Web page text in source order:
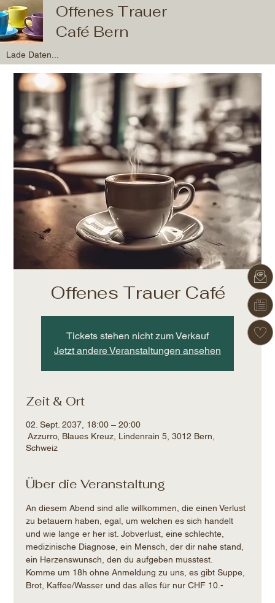
Lade Daten...
Offenes Trauer
Café Bern
Offenes Trauer Café
Tickets stehen nicht zum Verkauf
Jetzt andere Veranstaltungen ansehen
Zeit & Ort
02. Sept. 2037, 18:00 – 20:00
Azzurro, Blaues Kreuz, Lindenrain 5, 3012 Bern,
Schweiz
Über die Veranstaltung
An diesem Abend sind alle willkommen, die einen Verlust
zu betauern haben, egal, um welchen es sich handelt
und wie lange er her ist. Jobverlust, eine schlechte,
medizinische Diagnose, ein Mensch, der dir nahe stand,
ein Herzenswunsch, den du aufgeben musstest.
Komme um 18h ohne Anmeldung zu uns, es gibt Suppe,
Brot, Kaffee/Wasser und das alles für nur CHF 10.-